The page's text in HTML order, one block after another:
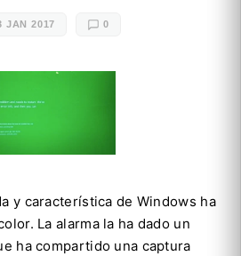
JAN 2017 0
y característica de Windows ha
La alarma la ha dado un
ha compartido una captura